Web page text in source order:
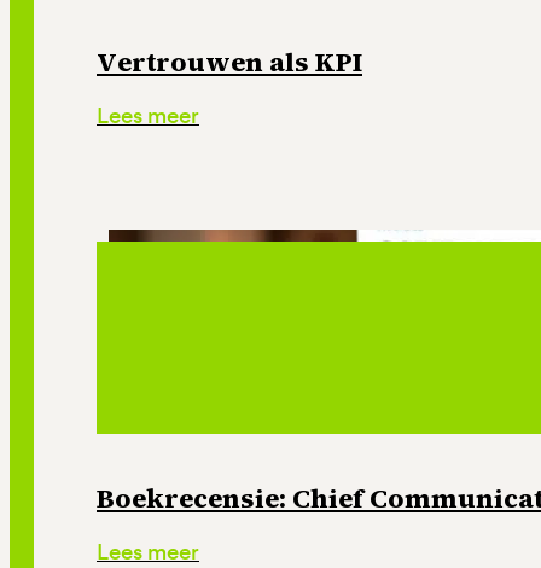
Vertrouwen als KPI
Lees meer
Boekrecensie: Chief
Lees meer